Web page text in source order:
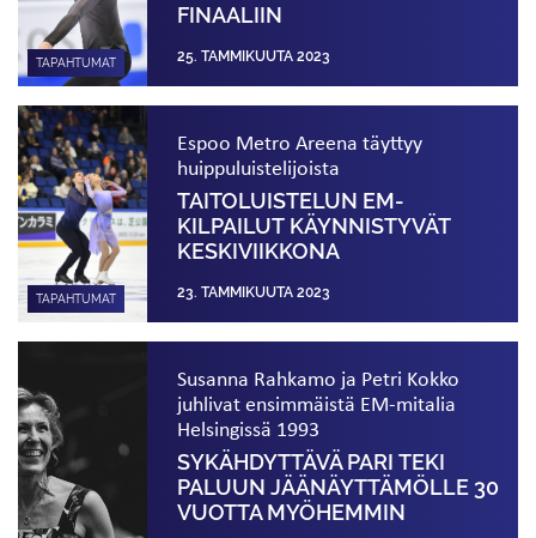
TAPAHTUMAT
FINAALIIN
25. TAMMIKUUTA 2023
TAPAHTUMAT
Espoo Metro Areena täyttyy
huippuluistelijoista
TAITOLUISTELUN EM-
KILPAILUT KÄYNNISTYVÄT
KESKIVIIKKONA
23. TAMMIKUUTA 2023
Susanna Rahkamo ja Petri Kokko
juhlivat ensimmäistä EM-mitalia
Helsingissä 1993
SYKÄHDYTTÄVÄ PARI TEKI
PALUUN JÄÄ­NÄYTTÄMÖLLE 30
VUOTTA MYÖHEMMIN